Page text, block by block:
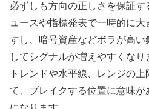
必ずしも方向の正しさを保証
ュースや指標発表で一時的に
すし、暗号資産などボラが高
してシグナルが増えやすくな
トレンドや水平線、レンジの
て、ブレイクする位置に意味